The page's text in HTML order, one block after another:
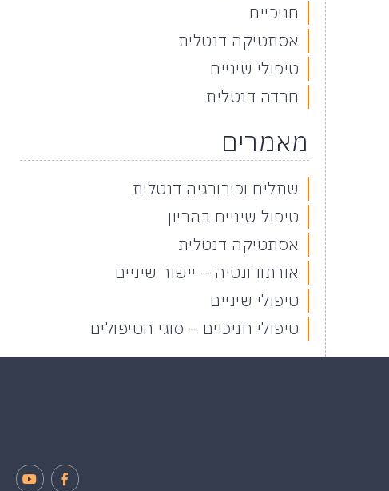
חניכיים
אסתטיקה דנטלית
טיפולי שיניים
חרדה דנטלית
מאמרים
שתלים וכירורגיה דנטלית
טיפול שיניים בהריון
אסתטיקה דנטלית
אורתודונטיה – יישור שיניים
טיפולי שיניים
טיפולי חניכיים – סוגי הטיפולים